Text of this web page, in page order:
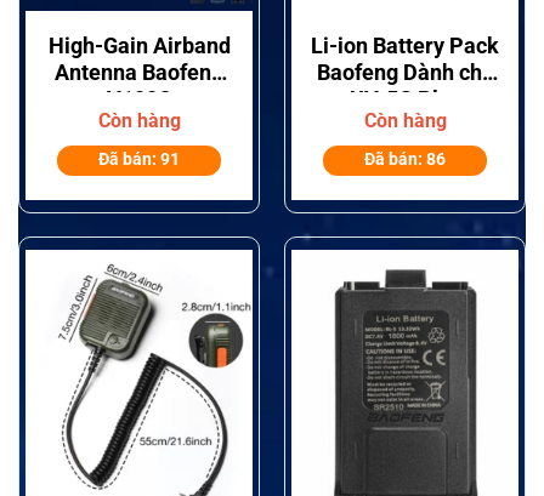
High-Gain Airband
Antenna Baofeng
V100C
Còn hàng
Đã bán: 91
Li-ion Battery Pack
Baofeng Dành cho
UV-5G Plus
Còn hàng
Đã bán: 86